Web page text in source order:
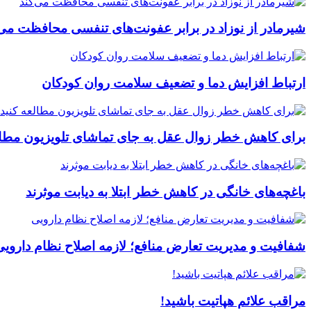
شیرمادر از نوزاد در برابر عفونت‌های تنفسی محافظت
ارتباط افزایش دما و تضعیف سلامت روان کودکان
برای کاهش خطر زوال عقل به جای تماشای تلویزیون
باغچه‌های خانگی در کاهش خطر ابتلا به دیابت موثرند
شفافیت و مدیریت تعارض منافع؛ لازمه اصلاح نظام
مراقب علائم هپاتیت باشید!